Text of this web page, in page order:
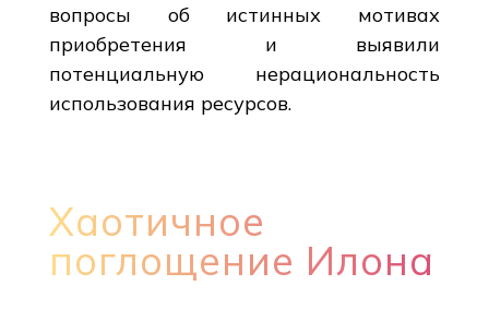
вопросы об истинных мотивах
приобретения и выявили
потенциальную нерациональность
использования ресурсов.
Хаотичное
поглощение Илона